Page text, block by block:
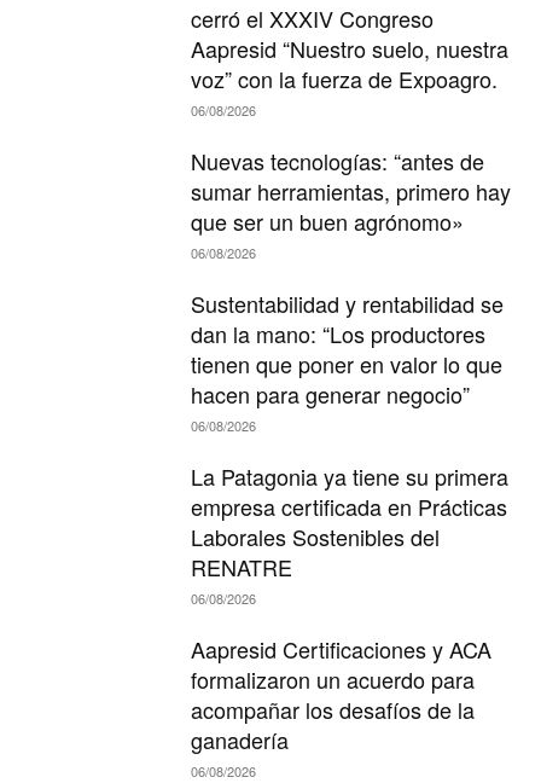
cerró el XXXIV Congreso
Aapresid “Nuestro suelo, nuestra
voz” con la fuerza de Expoagro.
06/08/2026
Nuevas tecnologías: “antes de
sumar herramientas, primero hay
que ser un buen agrónomo»
06/08/2026
Sustentabilidad y rentabilidad se
dan la mano: “Los productores
tienen que poner en valor lo que
hacen para generar negocio”
06/08/2026
La Patagonia ya tiene su primera
empresa certificada en Prácticas
Laborales Sostenibles del
RENATRE
06/08/2026
Aapresid Certificaciones y ACA
formalizaron un acuerdo para
acompañar los desafíos de la
ganadería
06/08/2026